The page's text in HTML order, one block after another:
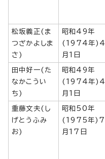
松坂義正(ま
つざかよしま
さ)
昭和49年
(1974年)4
月1日
田中好一(た
なかこうい
ち)
昭和49年
(1974年)4
月1日
重藤文夫(し
げとうふみ
お)
昭和50年
(1975年)7
月17日